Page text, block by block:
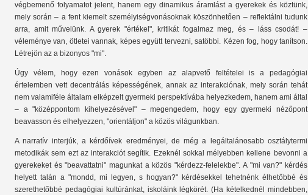
végbemenő folyamatot jelent, hanem egy dinamikus áramlást a gyerekek és köztünk,
mely során – a fent kiemelt személyiségvonásoknak köszönhetően – reflektálni tudunk
arra, amit művelünk. A gyerek "értékel", kritikát fogalmaz meg, és – láss csodát! –
véleménye van, ötletei vannak, képes együtt tervezni, satöbbi. Kézen fog, hogy tanítson.
Létrejön az a bizonyos "mi".
Úgy vélem, hogy ezen vonások egyben az alapvető feltételei is a pedagógiai
értelemben vett decentrálás képességének, annak az interakciónak, mely során tehát
nem valamiféle általam elképzelt gyermeki perspektívába helyezkedem, hanem ami által
– a "középpontom kihelyezésével" – megengedem, hogy egy gyermeki nézőpont
beavasson és elhelyezzen, "orientáljon" a közös világunkban.
A narratív interjúk, a kérdőívek eredményei, de még a legáltalánosabb osztálytermi
metodikák sem ezt az interakciót segítik. Ezeknél sokkal mélyebben kellene bevonni a
gyerekeket és "beavattatni" magunkat a közös "kérdezz-felelekbe". A "mi van?" kérdés
helyett talán a "mondd, mi legyen, s hogyan?" kérdésekkel tehetnénk élhetőbbé és
szerethetőbbé pedagógiai kultúránkat, iskoláink légkörét. (Ha kételkednél mindebben,